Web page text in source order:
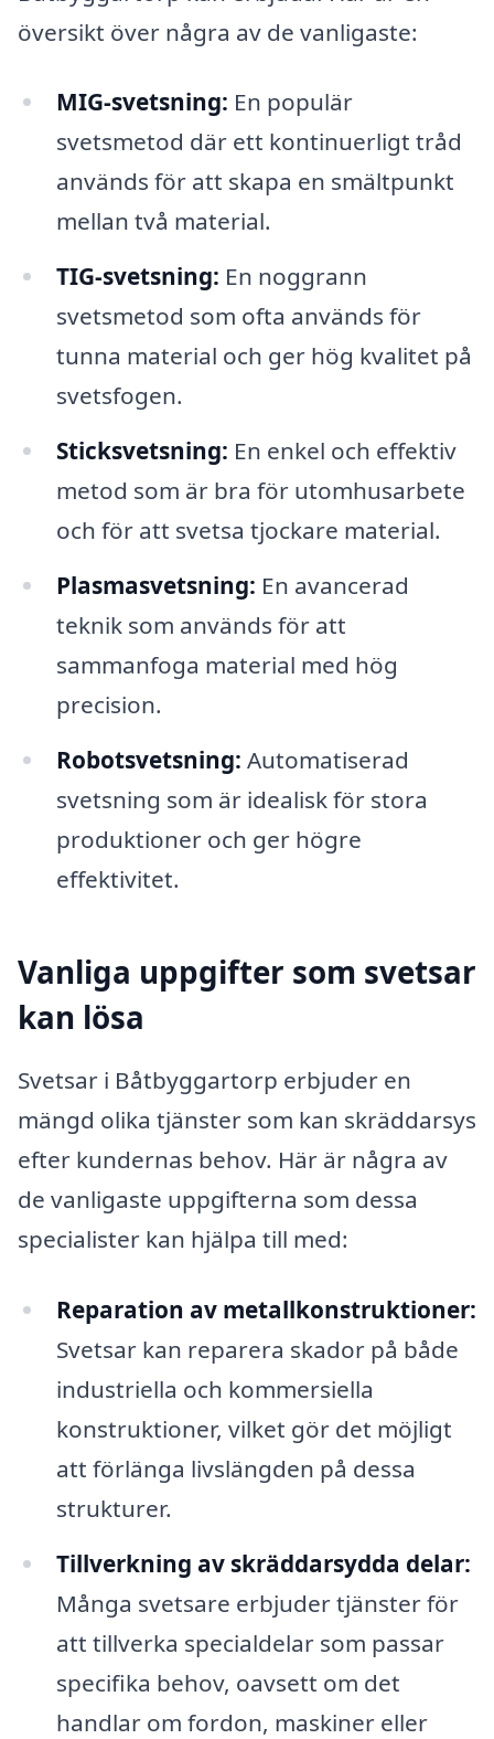
översikt över några av de vanligaste:
MIG-svetsning: En populär
svetsmetod där ett kontinuerligt tråd
används för att skapa en smältpunkt
mellan två material.
TIG-svetsning: En noggrann
svetsmetod som ofta används för
tunna material och ger hög kvalitet på
svetsfogen.
Sticksvetsning: En enkel och effektiv
metod som är bra för utomhusarbete
och för att svetsa tjockare material.
Plasmasvetsning: En avancerad
teknik som används för att
sammanfoga material med hög
precision.
Robotsvetsning: Automatiserad
svetsning som är idealisk för stora
produktioner och ger högre
effektivitet.
Vanliga uppgifter som svetsar
kan lösa
Svetsar i Båtbyggartorp erbjuder en
mängd olika tjänster som kan skräddarsys
efter kundernas behov. Här är några av
de vanligaste uppgifterna som dessa
specialister kan hjälpa till med:
Reparation av metallkonstruktioner:
Svetsar kan reparera skador på både
industriella och kommersiella
konstruktioner, vilket gör det möjligt
att förlänga livslängden på dessa
strukturer.
Tillverkning av skräddarsydda delar:
Många svetsare erbjuder tjänster för
att tillverka specialdelar som passar
specifika behov, oavsett om det
handlar om fordon, maskiner eller